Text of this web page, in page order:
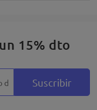
15% dto
Suscribir